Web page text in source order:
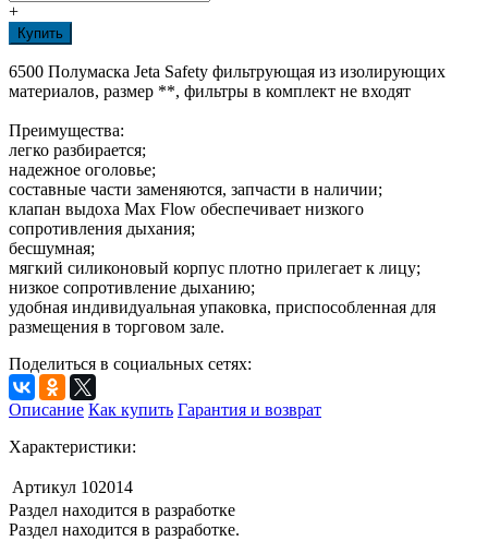
+
Купить
6500 Полумаска Jeta Safety фильтрующая из изолирующих
материалов, размер **, фильтры в комплект не входят
Преимущества:
легко разбирается;
надежное оголовье;
составные части заменяются, запчасти в наличии;
клапан выдоха Max Flow обеспечивает низкого
сопротивления дыхания;
бесшумная;
мягкий силиконовый корпус плотно прилегает к лицу;
низкое сопротивление дыханию;
удобная индивидуальная упаковка, приспособленная для
размещения в торговом зале.
Поделиться в социальных сетях:
Описание Как купить Гарантия и возврат
Характеристики:
Артикул 102014
Раздел находится в разработке
Раздел находится в разработке.